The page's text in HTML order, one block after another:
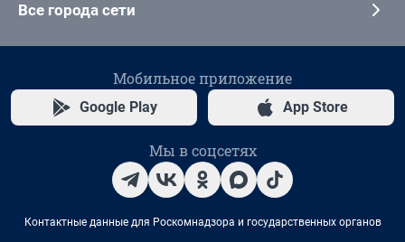
Все города сети
Мобильное приложение
Google Play App Store
Мы в соцсетях
Контактные данные для Роскомнадзора и государственных органов